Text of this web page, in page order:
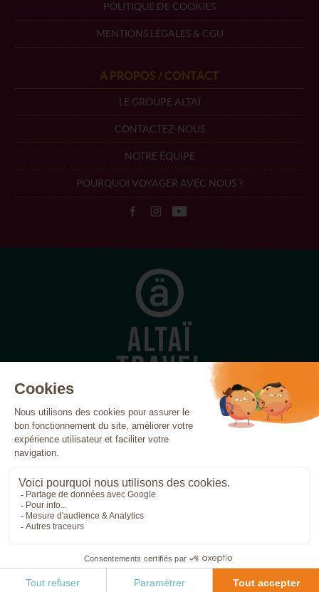
POLITIQUE DE COOKIES
MENTIONS LÉGALES & CGU
A PROPOS / CONTACT
LE GROUPE ALTAÏ
CONTACTEZ-NOUS
NOTRE ÉQUIPE
POURQUOI VOYAGER AVEC NOUS ?
Açores Canada Canaries
Cap-Vert
Costa Rica
France Grèce Inde
Irlande
Islande Italie
Maroc
Réunion Sicile
Tanzanie Vietnam